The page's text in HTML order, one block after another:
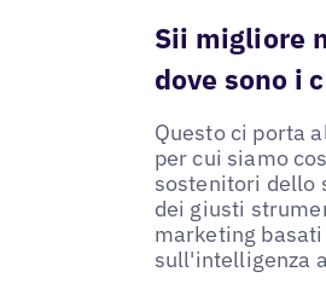
Sii migliore
dove sono i
Questo ci porta
per cui siamo
sostenitori dello
dei giusti
marketing basati
sull'intelligenza